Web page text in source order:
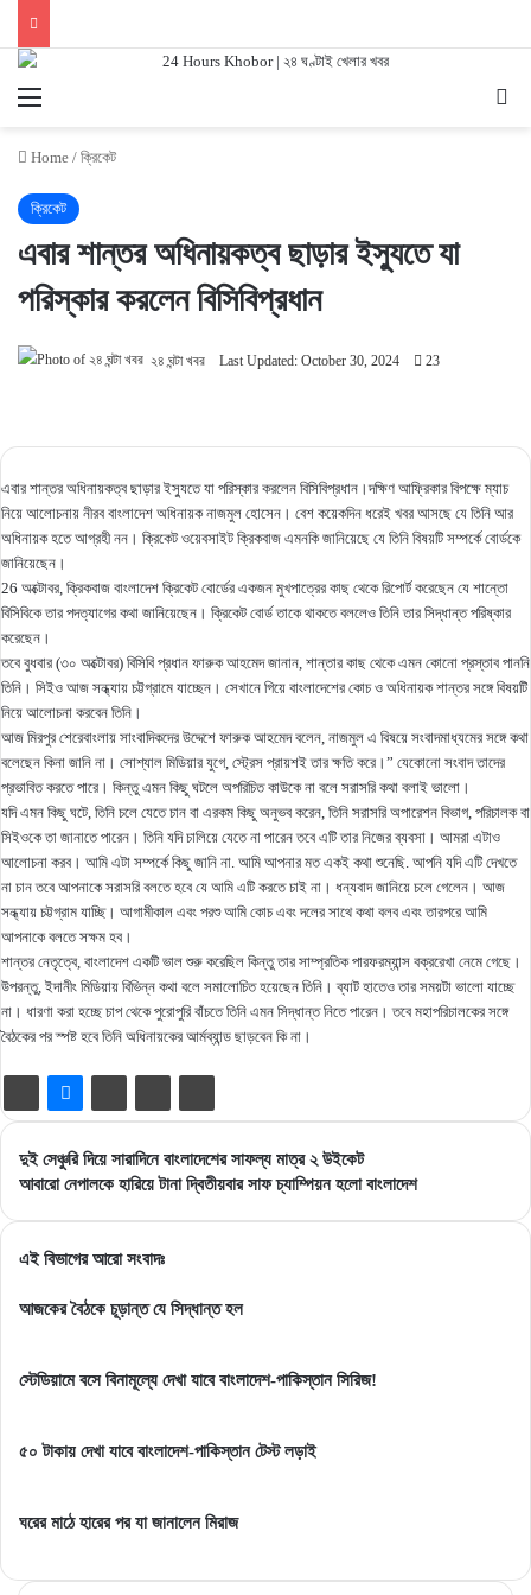
Menu
Home / ক্রিকেট
ক্রিকেট
এবার শান্তর অধিনায়কত্ব ছাড়ার ইস্যুতে যা
পরিস্কার করলেন বিসিবিপ্রধান
২৪ ঘন্টা খবর Last Updated: October 30, 2024 23
এবার শান্তর অধিনায়কত্ব ছাড়ার ইস্যুতে যা পরিস্কার করলেন বিসিবিপ্রধান।দক্ষিণ আফ্রিকার বিপক্ষে ম্যাচ
নিয়ে আলোচনায় নীরব বাংলাদেশ অধিনায়ক নাজমুল হোসেন। বেশ কয়েকদিন ধরেই খবর আসছে যে তিনি আর
অধিনায়ক হতে আগ্রহী নন। ক্রিকেট ওয়েবসাইট ক্রিকবাজ এমনকি জানিয়েছে যে তিনি বিষয়টি সম্পর্কে বোর্ডকে
জানিয়েছেন।
26 অক্টোবর, ক্রিকবাজ বাংলাদেশ ক্রিকেট বোর্ডের একজন মুখপাত্রের কাছ থেকে রিপোর্ট করেছেন যে শান্তো
বিসিবিকে তার পদত্যাগের কথা জানিয়েছেন। ক্রিকেট বোর্ড তাকে থাকতে বললেও তিনি তার সিদ্ধান্ত পরিষ্কার
করেছেন।
তবে বুধবার (৩০ অক্টোবর) বিসিবি প্রধান ফারুক আহমেদ জানান, শান্তার কাছ থেকে এমন কোনো প্রস্তাব পাননি
তিনি। সিইও আজ সন্ধ্যায় চট্টগ্রামে যাচ্ছেন। সেখানে গিয়ে বাংলাদেশের কোচ ও অধিনায়ক শান্তর সঙ্গে বিষয়টি
নিয়ে আলোচনা করবেন তিনি।
আজ মিরপুর শেরেবাংলায় সাংবাদিকদের উদ্দেশে ফারুক আহমেদ বলেন, নাজমুল এ বিষয়ে সংবাদমাধ্যমের সঙ্গে কথা
বলেছেন কিনা জানি না। সোশ্যাল মিডিয়ার যুগে, স্ট্রেস প্রায়শই তার ক্ষতি করে।” যেকোনো সংবাদ তাদের
প্রভাবিত করতে পারে। কিন্তু এমন কিছু ঘটলে অপরিচিত কাউকে না বলে সরাসরি কথা বলাই ভালো।
যদি এমন কিছু ঘটে, তিনি চলে যেতে চান বা এরকম কিছু অনুভব করেন, তিনি সরাসরি অপারেশন বিভাগ, পরিচালক বা
সিইওকে তা জানাতে পারেন। তিনি যদি চালিয়ে যেতে না পারেন তবে এটি তার নিজের ব্যবসা। আমরা এটাও
আলোচনা করব। আমি এটা সম্পর্কে কিছু জানি না. আমি আপনার মত একই কথা শুনেছি. আপনি যদি এটি দেখতে
না চান তবে আপনাকে সরাসরি বলতে হবে যে আমি এটি করতে চাই না। ধন্যবাদ জানিয়ে চলে গেলেন। আজ
সন্ধ্যায় চট্টগ্রাম যাচ্ছি। আগামীকাল এবং পরশু আমি কোচ এবং দলের সাথে কথা বলব এবং তারপরে আমি
আপনাকে বলতে সক্ষম হব।
শান্তর নেতৃত্বে, বাংলাদেশ একটি ভাল শুরু করেছিল কিন্তু তার সাম্প্রতিক পারফরম্যান্স বক্ররেখা নেমে গেছে।
উপরন্তু, ইদানীং মিডিয়ায় বিভিন্ন কথা বলে সমালোচিত হয়েছেন তিনি। ব্যাট হাতেও তার সময়টা ভালো যাচ্ছে
না। ধারণা করা হচ্ছে চাপ থেকে পুরোপুরি বাঁচতে তিনি এমন সিদ্ধান্ত নিতে পারেন। তবে মহাপরিচালকের সঙ্গে
বৈঠকের পর স্পষ্ট হবে তিনি অধিনায়কের আর্মব্যান্ড ছাড়বেন কি না।
দুই
সেঞ্চুরি
বাংলাদেশের
মাত্র
দুই সেঞ্চুরি দিয়ে সারাদিনে বাংলাদেশের সাফল্য মাত্র ২ উইকেট
আবারো
টানা
সাফ
বাংলাদেশ
আবারো নেপালকে হারিয়ে টানা দ্বিতীয়বার সাফ চ্যাম্পিয়ন হলো বাংলাদেশ
এই বিভাগের আরো সংবাদঃ
আজকের বৈঠকে চূড়ান্ত যে সিদ্ধান্ত হল
স্টেডিয়ামে বসে বিনামূল্যে দেখা যাবে বাংলাদেশ-পাকিস্তান সিরিজ!
৫০ টাকায় দেখা যাবে বাংলাদেশ-পাকিস্তান টেস্ট লড়াই
ঘরের মাঠে হারের পর যা জানালেন মিরাজ